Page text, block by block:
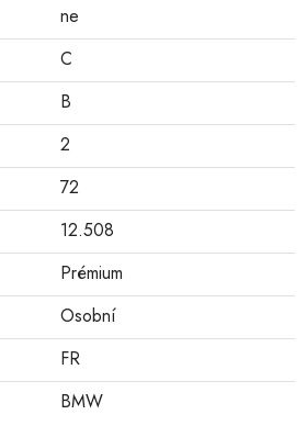
ne
C
B
2
72
12.508
Prémium
Osobní
FR
BMW